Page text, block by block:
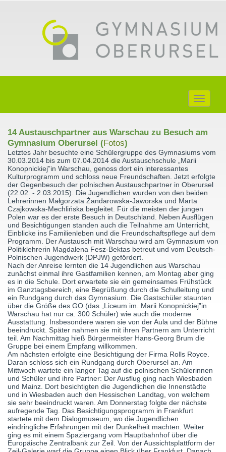
Toggle
14 Austauschpartner aus Warschau zu Besuch am
Gymnasium Oberursel (Fotos)
Letztes Jahr besuchte eine Schülergruppe des Gymnasiums vom
30.03.2014 bis zum 07.04.2014 die Austauschschule „Marii
Konopnickiej”in Warschau, genoss dort ein interessantes
Kulturprogramm und schloss neue Freundschaften. Jetzt erfolgte
der Gegenbesuch der polnischen Austauschpartner in Oberursel
(22.02. - 2.03.2015). Die Jugendlichen wurden von den beiden
Lehrerinnen Małgorzata Żandarowska-Jaworska und Marta
Czajkowska-Mechlińska begleitet. Für die meisten der jungen
Polen war es der erste Besuch in Deutschland. Neben Ausflügen
und Besichtigungen standen auch die Teilnahme am Unterricht,
Einblicke ins Familienleben und die Freundschaftspflege auf dem
Programm. Der Austausch mit Warschau wird am Gymnasium von
Politiklehrerin Magdalena Fesz-Bektas betreut und vom Deutsch-
Polnischen Jugendwerk (DPJW) gefördert.
Nach der Anreise lernten die 14 Jugendlichen aus Warschau
zunächst einmal ihre Gastfamilien kennen, am Montag aber ging
es in die Schule. Dort erwartete sie ein gemeinsames Frühstück
im Ganztagsbereich, eine Begrüßung durch die Schulleitung und
ein Rundgang durch das Gymnasium. Die Gastschüler staunten
über die Größe des GO (das „Liceum im. Marii Konopnickiej”in
Warschau hat nur ca. 300 Schüler) wie auch die moderne
Ausstattung. Insbesondere waren sie von der Aula und der Bühne
beeindruckt. Später nahmen sie mit ihren Partnern am Unterricht
teil. Am Nachmittag hieß Bürgermeister Hans-Georg Brum die
Gruppe bei einem Empfang willkommen.
Am nächsten erfolgte eine Besichtigung der Firma Rolls Royce.
Daran schloss sich ein Rundgang durch Oberursel an. Am
Mittwoch wartete ein langer Tag auf die polnischen Schülerinnen
und Schüler und ihre Partner: Der Ausflug ging nach Wiesbaden
und Mainz. Dort besichtigten die Jugendlichen die Innenstädte
und in Wiesbaden auch den Hessischen Landtag, von welchem
sie sehr beeindruckt waren. Am Donnerstag folgte der nächste
aufregende Tag. Das Besichtigungsprogramm in Frankfurt
startete mit dem Dialogmuseum, wo die Jugendlichen
eindringliche Erfahrungen mit der Dunkelheit machten. Weiter
ging es mit einem Spaziergang vom Hauptbahnhof über die
Europäische Zentralbank zur Zeil. Von der Aussichtsplattform der